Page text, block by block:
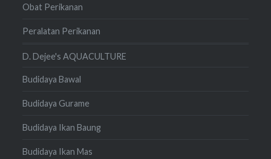
Obat Perikanan
Peralatan Perikanan
D. Dejee's AQUACULTURE
Budidaya Bawal
Budidaya Gurame
Budidaya Ikan Baung
Budidaya Ikan Mas